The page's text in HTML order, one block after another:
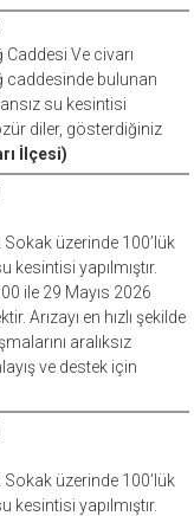
Ve civarı
caddesinde bulunan
su kesintisi
diler, gösterdiğiniz
İlçesi)
üzerinde 100’lük
kesintisi yapılmıştır.
ile 29 Mayıs 2026
Arızayı en hızlı şekilde
aralıksız
ve destek için
üzerinde 100’lük
kesintisi yapılmıştır.